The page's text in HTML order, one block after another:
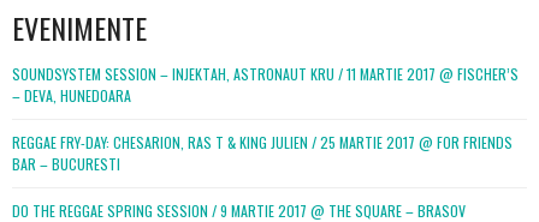
EVENIMENTE
SOUNDSYSTEM SESSION – INJEKTAH, ASTRONAUT KRU / 11 MARTIE 2017 @ FISCHER’S
– DEVA, HUNEDOARA
REGGAE FRY-DAY: CHESARION, RAS T & KING JULIEN / 25 MARTIE 2017 @ FOR FRIENDS
BAR – BUCURESTI
DO THE REGGAE SPRING SESSION / 9 MARTIE 2017 @ THE SQUARE – BRASOV